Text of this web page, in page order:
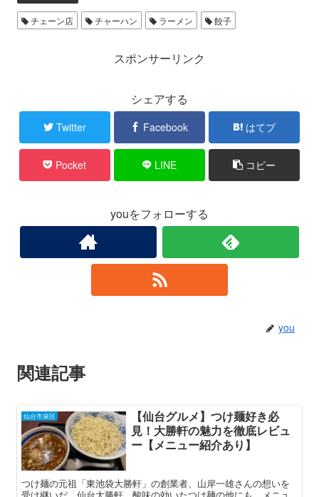
チェーン店 チャーハン ラーメン 餃子
スポンサーリンク
シェアする
Twitter Facebook はてブ
Pocket LINE コピー
youをフォローする
you
関連記事
仙台市泉区
【仙台グルメ】つけ麺好き必
見！大勝軒の魅力を徹底レビュ
ー【メニュー紹介あり】
つけ麺の元祖「東池袋大勝軒」の創業者、山岸一雄さんの想いを
受け継いだ、仙台大勝軒。酸味の効いたつけ麺の他にも、メニュ